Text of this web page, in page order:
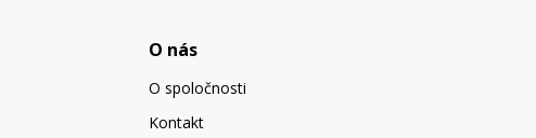
O nás
O spoločnosti
Kontakt